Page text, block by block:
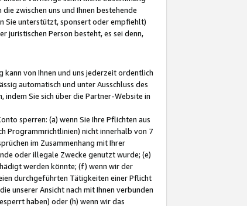
zwischen uns und Ihnen bestehende
Sie unterstützt, sponsert oder empfiehlt)
juristischen Person besteht, es sei denn,
von Ihnen und uns jederzeit ordentlich
automatisch und unter Ausschluss des
indem Sie sich über die Partner-Website in
sperren: (a) wenn Sie Ihre Pflichten aus
Programmrichtlinien) nicht innerhalb von 7
im Zusammenhang mit Ihrer
oder illegale Zwecke genutzt wurde; (e)
werden könnte; (f) wenn wir der
durchgeführten Tätigkeiten einer Pflicht
unserer Ansicht nach mit Ihnen verbunden
haben) oder (h) wenn wir das